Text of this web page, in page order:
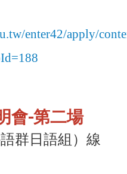
enter42/apply/
會-第二場
群日語組）線